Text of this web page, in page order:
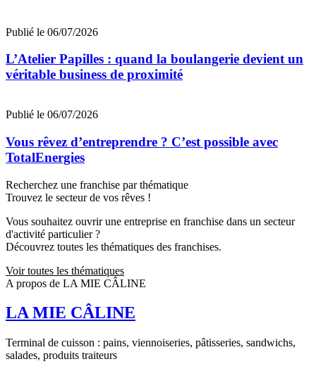
Publié le 06/07/2026
L’Atelier Papilles : quand la boulangerie devient un
véritable business de proximité
Publié le 06/07/2026
Vous rêvez d’entreprendre ? C’est possible avec
TotalEnergies
Recherchez une franchise par thématique
Trouvez le secteur de vos rêves !
Vous souhaitez ouvrir une entreprise en franchise dans un secteur
d'activité particulier ?
Découvrez toutes les thématiques des franchises.
Voir toutes les thématiques
A propos de LA MIE CÂLINE
LA MIE CÂLINE
Terminal de cuisson : pains, viennoiseries, pâtisseries, sandwichs,
salades, produits traiteurs